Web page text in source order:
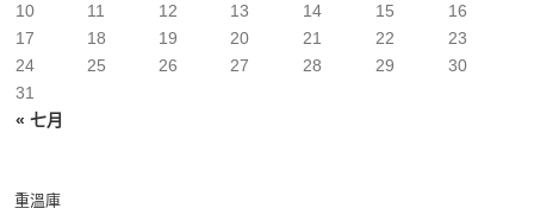
« 七月
10
11 12 13 14 15
16
17
18 19 20 21 22
23
24
25 26 27 28 29
30
31
重溫庫